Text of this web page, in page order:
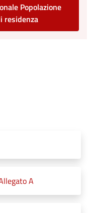
Popolazione
residenza
A